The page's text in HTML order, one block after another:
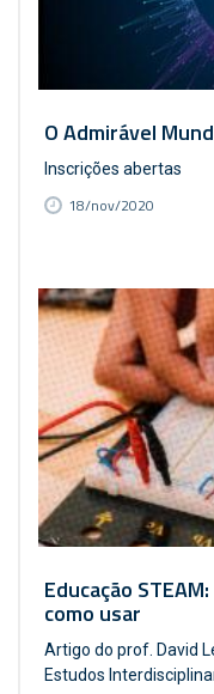
O Admirável
Inscrições abertas
18/nov/2020
Educação
como usar
Artigo do prof. David
Estudos